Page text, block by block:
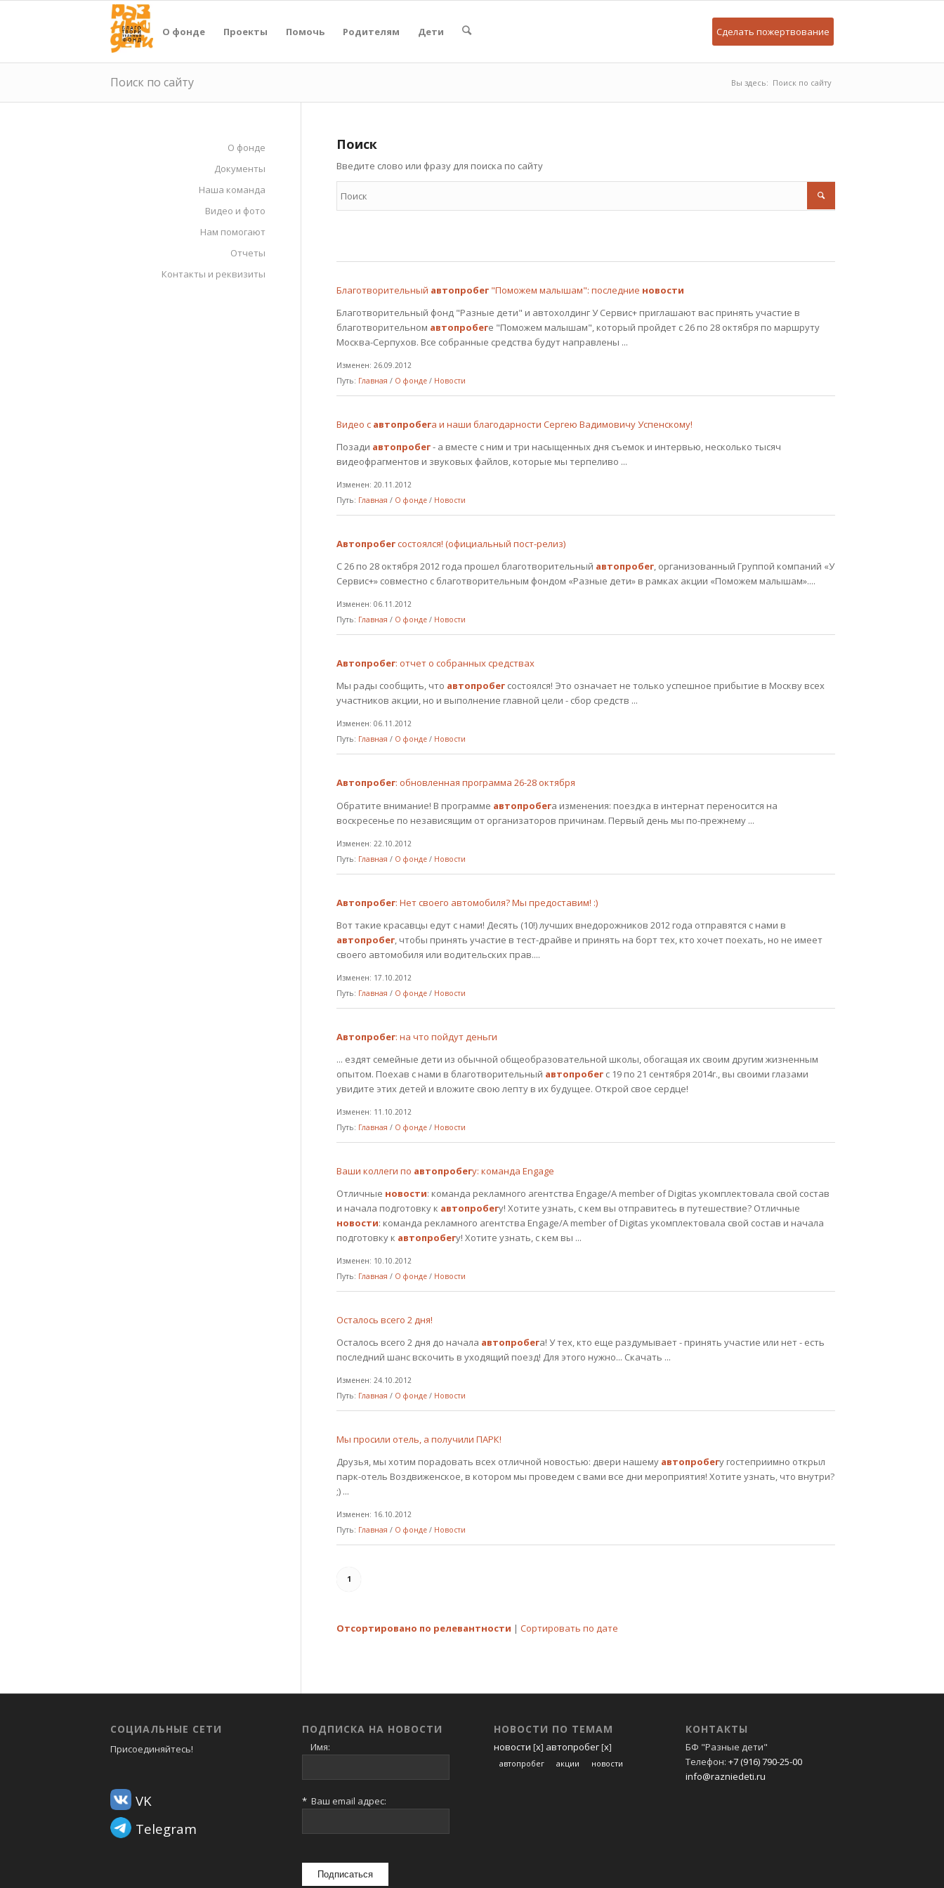
О фонде Проекты Помочь Родителям Дети Сделать пожертвование
Поиск по сайту Вы здесь: Поиск по сайту
О фонде
Документы
Наша команда
Видео и фото
Нам помогают
Отчеты
Контакты и реквизиты
Поиск
Введите слово или фразу для поиска по сайту
Благотворительный автопробег "Поможем малышам": последние новости
Благотворительный фонд "Разные дети" и автохолдинг У Сервис+ приглашают вас принять участие в
благотворительном автопробеге "Поможем малышам", который пройдет с 26 по 28 октября по маршруту
Москва-Серпухов. Все собранные средства будут направлены ...
Изменен: 26.09.2012
Путь: Главная / О фонде / Новости
Видео с автопробега и наши благодарности Сергею Вадимовичу Успенскому!
Позади автопробег- а вместе с ним и три насыщенных дня съемок и интервью, несколько тысяч
видеофрагментов и звуковых файлов, которые мы терпеливо ...
Изменен: 20.11.2012
Путь: Главная / О фонде / Новости
Автопробегсостоялся! (официальный пост-релиз)
С 26 по 28 октября 2012 года прошел благотворительный автопробег, организованный Группой компаний «У
Сервис+» совместно с благотворительным фондом «Разные дети» в рамках акции «Поможем малышам»....
Изменен: 06.11.2012
Путь: Главная / О фонде / Новости
Автопробег: отчет о собранных средствах
Мы рады сообщить, что автопробег состоялся! Это означает не только успешное прибытие в Москву всех
участников акции, но и выполнение главной цели - сбор средств ...
Изменен: 06.11.2012
Путь: Главная / О фонде / Новости
Автопробег: обновленная программа 26-28 октября
Обратите внимание! В программе автопробега изменения: поездка в интернат переносится на
воскресенье по независящим от организаторов причинам. Первый день мы по-прежнему ...
Изменен: 22.10.2012
Путь: Главная / О фонде / Новости
Автопробег: Нет своего автомобиля? Мы предоставим! :)
Вот такие красавцы едут с нами! Десять (10!) лучших внедорожников 2012 года отправятся с нами в
автопробег, чтобы принять участие в тест-драйве и принять на борт тех, кто хочет поехать, но не имеет
своего автомобиля или водительских прав....
Изменен: 17.10.2012
Путь: Главная / О фонде / Новости
Автопробег: на что пойдут деньги
... ездят семейные дети из обычной общеобразовательной школы, обогащая их своим другим жизненным
опытом. Поехав с нами в благотворительный автопробег с 19 по 21 сентября 2014г., вы своими глазами
увидите этих детей и вложите свою лепту в их будущее. Открой свое сердце!
Изменен: 11.10.2012
Путь: Главная / О фонде / Новости
Ваши коллеги по автопробегу: команда Engage
Отличные новости: команда рекламного агентства Engage/A member of Digitas укомплектовала свой состав
и начала подготовку к автопробегу! Хотите узнать, с кем вы отправитесь в путешествие? Отличные
новости: команда рекламного агентства Engage/A member of Digitas укомплектовала свой состав и начала
подготовку к автопробегу! Хотите узнать, с кем вы ...
Изменен: 10.10.2012
Путь: Главная / О фонде / Новости
Осталось всего 2 дня!
Осталось всего 2 дня до начала автопробега! У тех, кто еще раздумывает - принять участие или нет - есть
последний шанс вскочить в уходящий поезд! Для этого нужно... Скачать ...
Изменен: 24.10.2012
Путь: Главная / О фонде / Новости
Мы просили отель, а получили ПАРК!
Друзья, мы хотим порадовать всех отличной новостью: двери нашему автопробегу гостеприимно открыл
парк-отель Воздвиженское, в котором мы проведем с вами все дни мероприятия! Хотите узнать, что внутри?
;) ...
Изменен: 16.10.2012
Путь: Главная / О фонде / Новости
1
Отсортировано по релевантности | Сортировать по дате
СОЦИАЛЬНЫЕ СЕТИ
Присоединяйтесь!
VK
Telegram
ПОДПИСКА НА НОВОСТИ
Имя:
*Ваш email адрес:
НОВОСТИ ПО ТЕМАМ
новости [x] автопробег[x]
автопробег акции новости
КОНТАКТЫ
БФ "Разные дети"
Телефон: +7 (916) 790-25-00
info@razniedeti.ru